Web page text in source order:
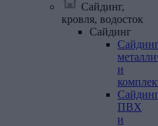
Сайдинг,
кровля, водосток
Сайдинг
Сайдинг
и
Сайдинг
ПВХ
и